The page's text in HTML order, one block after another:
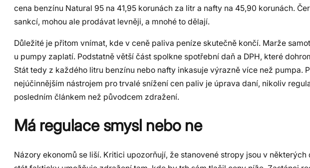
cena benzínu Natural 95 na 41,95 korunách za litr a nafty na 45,90 korunách.
sankcí, mohou ale prodávat levněji, a mnohé to dělají.
Důležité je přitom vnímat, kde v ceně paliva peníze skutečně končí. Marže
u pumpy zaplatí. Podstatně větší část spolkne spotřební daň a DPH, které
Stát tedy z každého litru benzínu nebo nafty inkasuje výrazně více než pumpa.
nejúčinnějším nástrojem pro trvalé snížení cen paliv je úprava daní, nikoliv
posledním článkem než původcem zdražení.
Má regulace smysl nebo ne
Názory ekonomů se liší. Kritici upozorňují, že stanovené stropy jsou v